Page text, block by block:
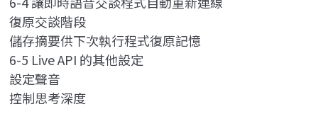
復原交談階段
儲存摘要供下次執行程式復原記憶
6-5 Live API 的其他設定
設定聲音
控制思考深度